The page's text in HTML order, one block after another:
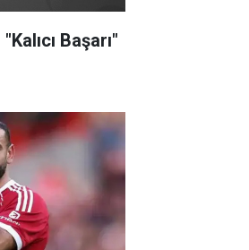
Başarı"